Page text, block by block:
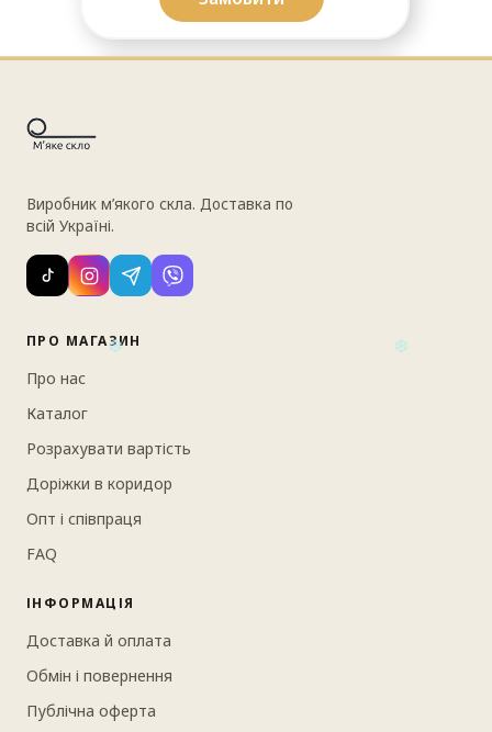
❆
❆
Ціна зі знижкою:
Виробник м’якого скла. Доставка по
всій Україні.
ПРО МАГАЗИН
Про нас
Каталог
Розрахувати вартість
Доріжки в коридор
Опт і співпраця
FAQ
ІНФОРМАЦІЯ
Доставка й оплата
Обмін і повернення
Публічна оферта